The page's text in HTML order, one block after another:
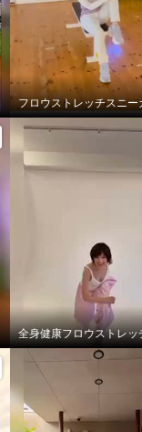
全身健康フロウストレッ